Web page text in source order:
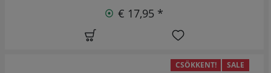
€ 17,95 *
CSÖKKENT! SALE